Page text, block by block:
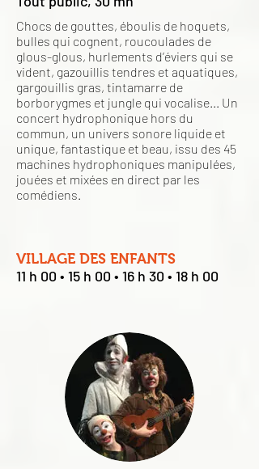
Chocs de gouttes, éboulis de hoquets,
bulles qui cognent, roucoulades de
glous-glous, hurlements d’éviers qui se
vident, gazouillis tendres et aquatiques,
gargouillis gras, tintamarre de
borborygmes et jungle qui vocalise... Un
concert hydrophonique hors du
commun, un univers sonore liquide et
unique, fantastique et beau, issu des 45
machines hydrophoniques manipulées,
jouées et mixées en direct par les
comédiens.
VILLAGE DES ENFANTS
11 h 00 • 15 h 00 • 16 h 30 • 18 h 00